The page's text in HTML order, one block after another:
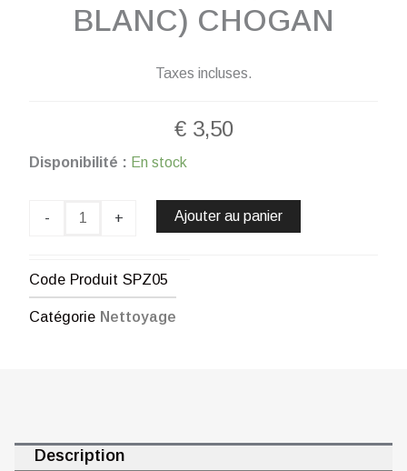
BLANC) CHOGAN
Taxes incluses.
€3,50
Disponibilité : En stock
-
quantité
-
MOYENNES
+ Ajouter au panier
Code Produit SPZ05
Catégorie Nettoyage
Description